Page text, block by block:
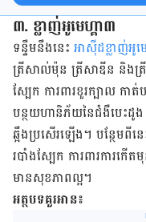
៣. ខ្លាញ់​អូមេហ្គា​៣
ទន្ទឹម​នឹង​នេះ​ អាស៊ីដ​ខ្លាញ់​អូម
ត្រី​សាល់ម៉ុន ត្រី​សាឌីន និង​ត្
ស្បែក ការពារ​ខួរ​ក្បាល ​កា
បន្ថយ​ហានិភ័យ​នៃ​ជំងឺ​បេះដូ
ឆ្អឹង​ប្រសើរ​ឡើង។ បន្ថែម​ពី​ន
របាំង​ស្បែក​ ការពារ​ការ​កើ
មាន​សុខភាព​ល្អ។
អត្ថបទគួរអាន៖